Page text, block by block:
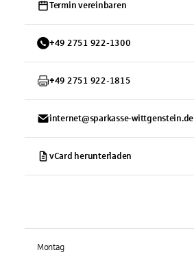
Termin vereinbaren
+49 2751 922-1300
+49 2751 922-1815
internet@sparkasse-wittgenstein.de
vCard herunterladen
Montag